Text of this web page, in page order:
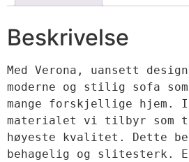
Beskrivelse
Med Verona, uansett
moderne og stilig sofa
mange forskjellige
materialet vi tilbyr som
høyeste kvalitet. Dette
behagelig og slitesterk.